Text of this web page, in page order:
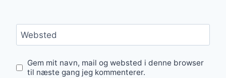
Websted
Gem mit navn, mail og websted i denne browser
til næste gang jeg kommenterer.